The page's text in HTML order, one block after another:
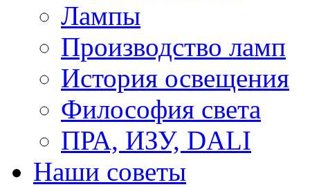
Лампы
Производство ламп
История освещения
Философия света
ПРА, ИЗУ, DALI
Наши советы